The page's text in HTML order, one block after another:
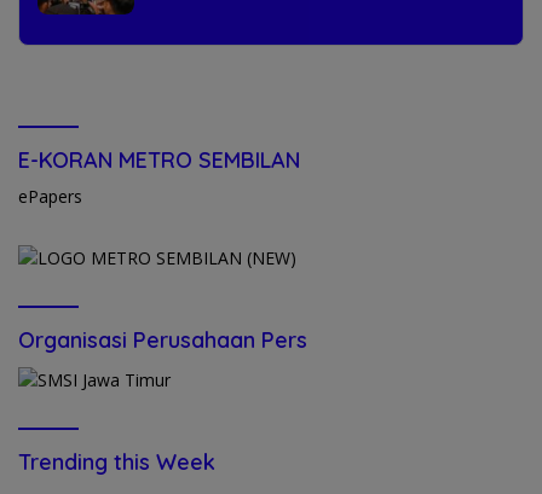
E-KORAN METRO SEMBILAN
ePapers
Organisasi Perusahaan Pers
Trending this Week